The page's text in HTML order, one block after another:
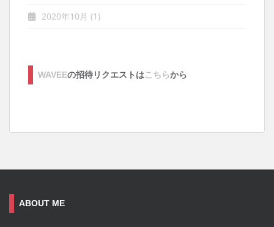
2020年10月 (1)
WAVEEの招待リクエストはこちらから
ABOUT ME